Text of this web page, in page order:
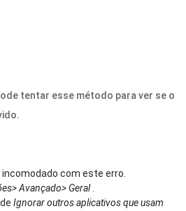
tentar esse método para ver se o
com este erro.
Avançado> Geral.
Ignorar outros aplicativos que usam